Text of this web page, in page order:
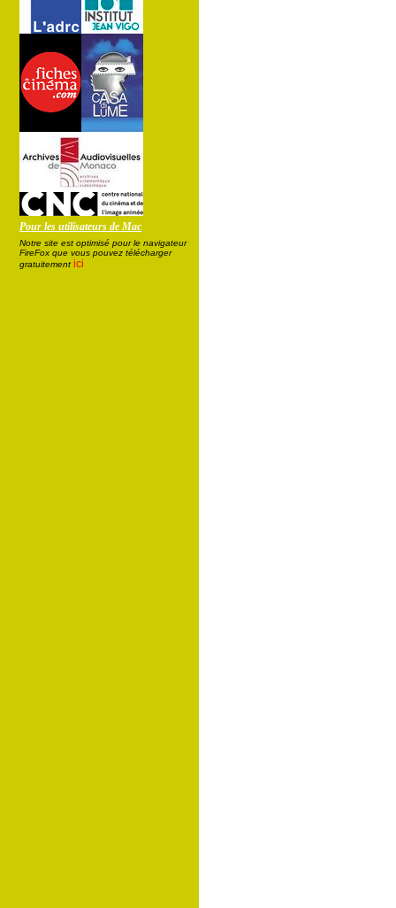
Pour les utilisateurs de Mac
Notre site est optimisé pour le navigateur
FireFox que vous pouvez télécharger
gratuitement ici